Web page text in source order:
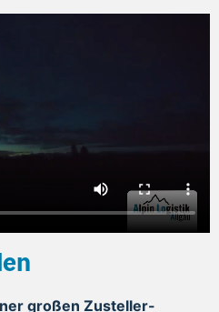
großen Zusteller-